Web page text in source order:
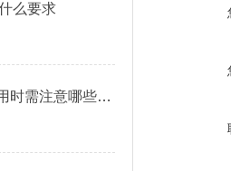
么要求
复合气体检测仪使用时需注意哪些要点？